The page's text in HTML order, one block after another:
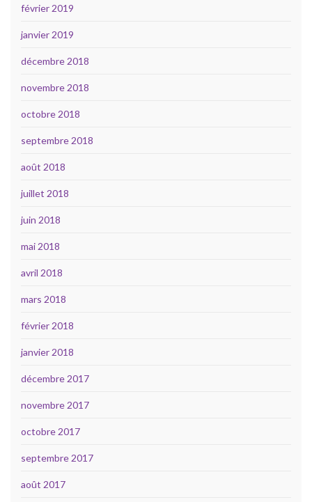
février 2019
janvier 2019
décembre 2018
novembre 2018
octobre 2018
septembre 2018
août 2018
juillet 2018
juin 2018
mai 2018
avril 2018
mars 2018
février 2018
janvier 2018
décembre 2017
novembre 2017
octobre 2017
septembre 2017
août 2017